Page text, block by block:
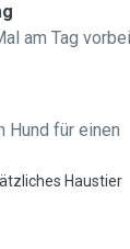
am Tag vorbei
Hund für einen
Haustier